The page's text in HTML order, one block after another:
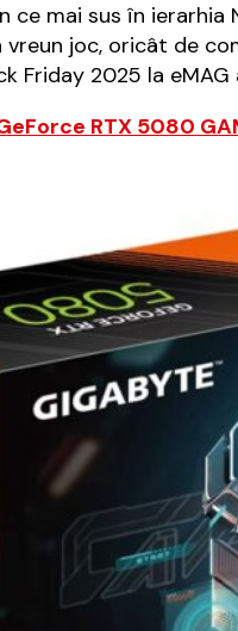
ce mai sus în
joc, oricât de
Friday 2025 la
RTX 5080